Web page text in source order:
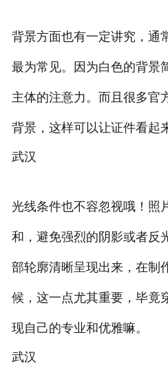
背景方面也有一定讲究，通
最为常见。因为白色的背景
主体的注意力。而且很多官
背景，这样可以让证件看起
武汉
光线条件也不容忽视哦！照
和，避免强烈的阴影或者反
部轮廓清晰呈现出来，在制
候，这一点尤其重要，毕竟
现自己的专业和优雅嘛。
武汉